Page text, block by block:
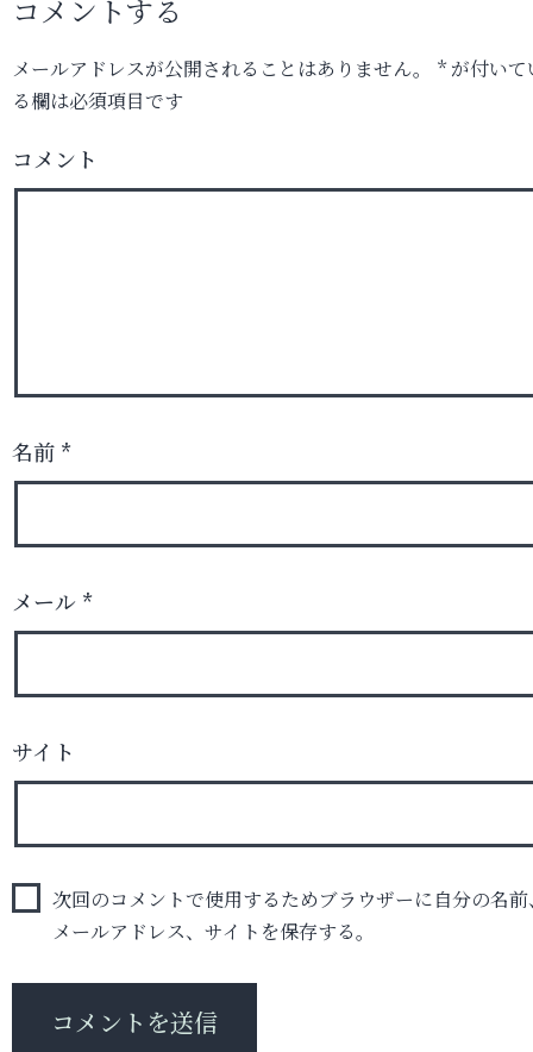
コメントする
メールアドレスが公開されることはありません。 *が付いて
る欄は必須項目です
コメント
名前 *
メール *
サイト
次回のコメントで使用するためブラウザーに自分の名前
メールアドレス、サイトを保存する。